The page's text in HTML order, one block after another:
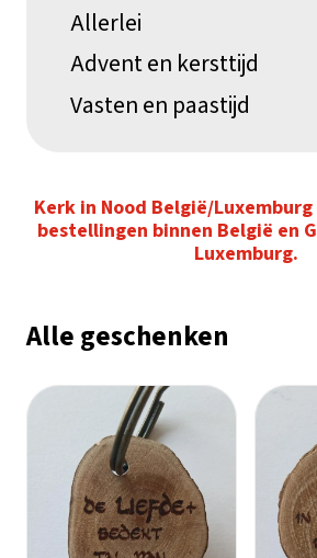
Allerlei
Advent en kersttijd
Vasten en paastijd
Kerk in Nood België/
bestellingen binnen België en
Luxemburg.
Alle geschenken